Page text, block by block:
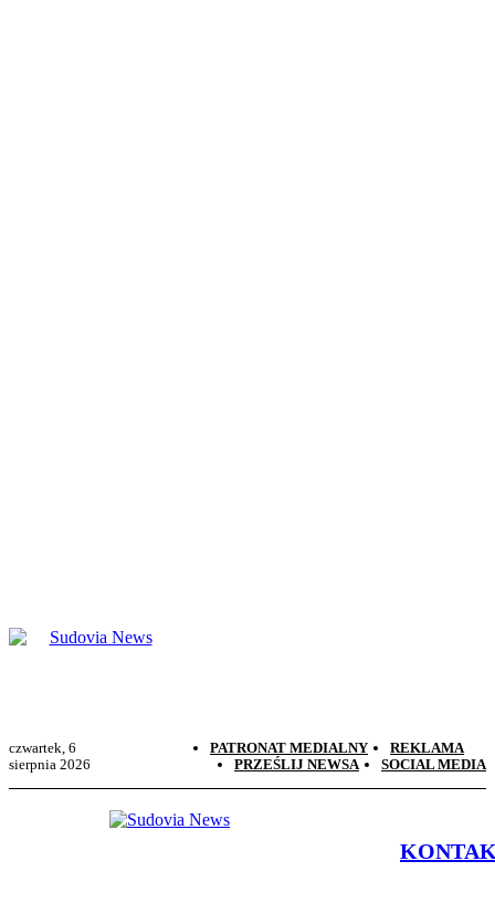
czwartek, 6
sierpnia 2026
PATRONAT MEDIALNY
REKLAMA
PRZEŚLIJ NEWSA
SOCIAL MEDIA